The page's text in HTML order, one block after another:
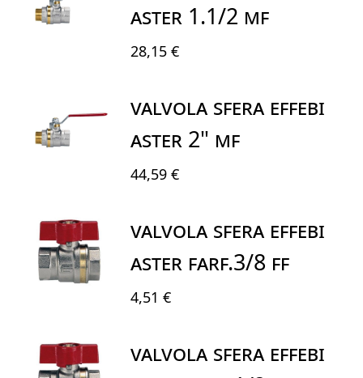
ASTER 1.1/2 MF
28,15 €
VALVOLA SFERA EFFEBI
ASTER 2" MF
44,59 €
VALVOLA SFERA EFFEBI
ASTER FARF.3/8 FF
4,51 €
VALVOLA SFERA EFFEBI